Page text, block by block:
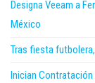
Designa Veeam a
México
Tras fiesta
Inician